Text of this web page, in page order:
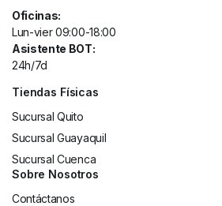
Oficinas:
Lun-vier 09:00-18:00
Asistente BOT:
24h/7d
Tiendas Físicas
Sucursal Quito
Sucursal Guayaquil
Sucursal Cuenca
Sobre Nosotros
Contáctanos